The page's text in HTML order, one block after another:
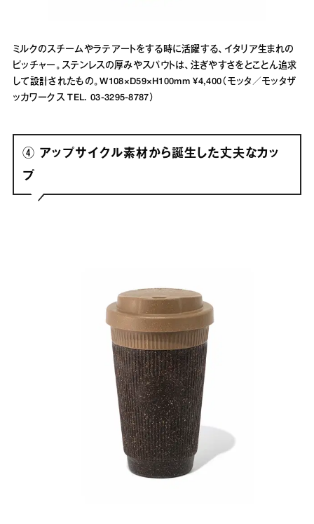
ミルクのスチームやラテアートをする時に活躍する、イタリア生まれの
ピッチャー。ステンレスの厚みやスパウトは、注ぎやすさをとことん追求
して設計されたもの。W108×D59×H100mm ¥4,400（モッタ／モッタザ
ッカワークス TEL. 03-3295-8787）
④ アップサイクル素材から誕生した丈夫なカッ
プ